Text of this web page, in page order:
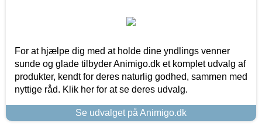
For at hjælpe dig med at holde dine yndlings venner
sunde og glade tilbyder Animigo.dk et komplet udvalg af
produkter, kendt for deres naturlig godhed, sammen med
nyttige råd. Klik her for at se deres udvalg.
Se udvalget på Animigo.dk